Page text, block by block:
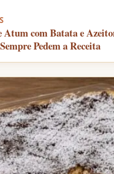
Atum com Batata e
Pedem a Receita